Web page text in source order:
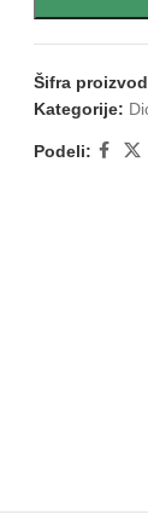
Šifra
Kategorije:
Podeli: